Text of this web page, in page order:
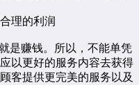
理的利润
赚钱。所以，不能单凭
以更好的服务内容去获得
客提供更完美的服务以及